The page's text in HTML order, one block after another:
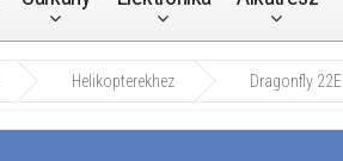
Helikopterekhez Dragonfly 22E